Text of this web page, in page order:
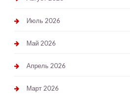
Июль 2026
Май 2026
Апрель 2026
Март 2026